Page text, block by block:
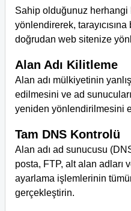
Sahip olduğunuz herhangi
yönlendirerek,
doğrudan web sitenize
Alan Adı Kilitleme
Alan adı mülkiyetinin
edilmesini ve ad
yeniden yönlendirilmesini
Tam DNS Kontrolü
Alan adı ad sunucusu
posta, FTP, alt alan adları
ayarlama işlemlerinin
gerçekleştirin.